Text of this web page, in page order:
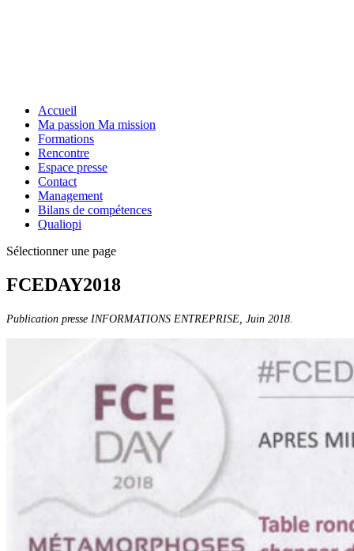
Accueil
Ma passion Ma mission
Formations
Rencontre
Espace presse
Contact
Management
Bilans de compétences
Qualiopi
Sélectionner une page
FCEDAY2018
Publication presse INFORMATIONS ENTREPRISE, Juin 2018.